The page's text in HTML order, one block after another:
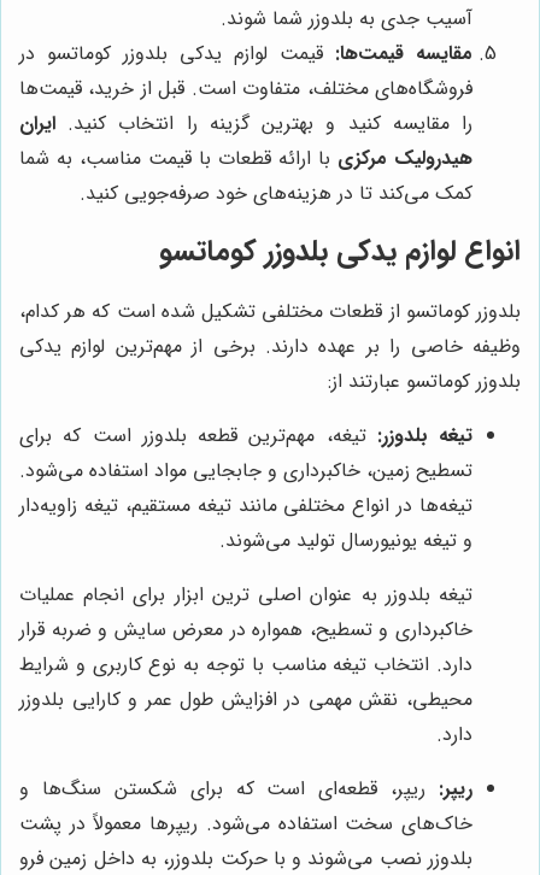
آسیب جدی به بلدوزر شما شوند.
مقایسه قیمت‌ها: قیمت لوازم یدکی بلدوزر کوماتسو در
فروشگاه‌های مختلف، متفاوت است. قبل از خرید، قیمت‌ها
را مقایسه کنید و بهترین گزینه را انتخاب کنید. ایران
هیدرولیک مرکزی با ارائه قطعات با قیمت مناسب، به شما
کمک می‌کند تا در هزینه‌های خود صرفه‌جویی کنید.
انواع لوازم یدکی بلدوزر کوماتسو
بلدوزر کوماتسو از قطعات مختلفی تشکیل شده است که هر کدام،
وظیفه خاصی را بر عهده دارند. برخی از مهم‌ترین لوازم یدکی
بلدوزر کوماتسو عبارتند از:
تیغه بلدوزر: تیغه، مهم‌ترین قطعه بلدوزر است که برای
تسطیح زمین، خاکبرداری و جابجایی مواد استفاده می‌شود.
تیغه‌ها در انواع مختلفی مانند تیغه مستقیم، تیغه زاویه‌دار
و تیغه یونیورسال تولید می‌شوند.
تیغه بلدوزر به عنوان اصلی ترین ابزار برای انجام عملیات
خاکبرداری و تسطیح، همواره در معرض سایش و ضربه قرار
دارد. انتخاب تیغه مناسب با توجه به نوع کاربری و شرایط
محیطی، نقش مهمی در افزایش طول عمر و کارایی بلدوزر
دارد.
ریپر: ریپر، قطعه‌ای است که برای شکستن سنگ‌ها و
خاک‌های سخت استفاده می‌شود. ریپرها معمولاً در پشت
بلدوزر نصب می‌شوند و با حرکت بلدوزر، به داخل زمین فرو